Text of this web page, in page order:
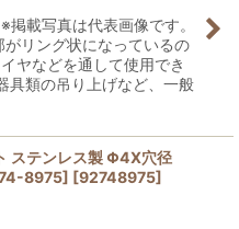
掲載写真は代表画像です。
リング状になっているの
ヤなどを通して使用でき
具類の吊り上げなど、一般
ステンレス製 Φ4X穴径
8975] [92748975]